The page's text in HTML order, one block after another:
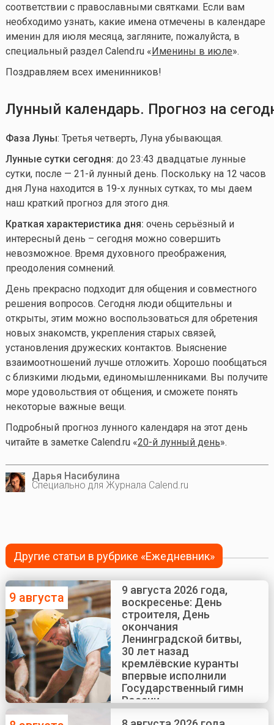
соответствии с православными святками. Если вам
необходимо узнать, какие имена отмечены в календаре
именин для июля месяца, загляните, пожалуйста, в
специальный раздел Calend.ru «Именины в июле».
Поздравляем всех именинников!
Лунный календарь. Прогноз на
Фаза Луны: Третья четверть, Луна убывающая.
Лунные сутки сегодня: до 23:43 двадцатые лунные
сутки, после — 21-й лунный день. Поскольку на 12 часов
дня Луна находится в 19-х лунных сутках, то мы даем
наш краткий прогноз для этого дня.
Краткая характеристика дня: очень серьёзный и
интересный день – сегодня можно совершить
невозможное. Время духовного преображения,
преодоления сомнений.
День прекрасно подходит для общения и совместного
решения вопросов. Сегодня люди общительны и
открыты, этим можно воспользоваться для обретения
новых знакомств, укрепления старых связей,
установления дружеских контактов. Выяснение
взаимоотношений лучше отложить. Хорошо пообщаться
с близкими людьми, единомышленниками. Вы получите
море удовольствия от общения, и сможете понять
некоторые важные вещи.
Подробный прогноз лунного календаря на этот день
читайте в заметке Calend.ru «20-й лунный день».
Дарья Насибулина
Специально для Журнала Calend.ru
Другие статьи в рубрике «Ежедневник»
9 августа
9 августа 2026 года,
воскресенье: День
строителя, День
окончания
Ленинградской битвы,
30 лет назад
кремлёвские куранты
впервые исполнили
Государственный гимн
России